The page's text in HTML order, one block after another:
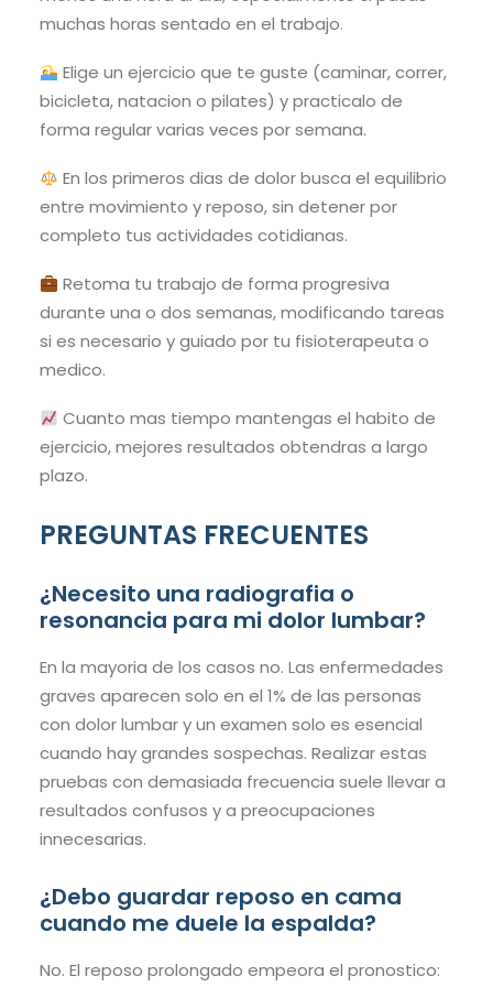
muchas horas sentado en el trabajo.
Elige un ejercicio que te guste (caminar, correr,
bicicleta, natacion o pilates) y practicalo de
forma regular varias veces por semana.
En los primeros dias de dolor busca el equilibrio
entre movimiento y reposo, sin detener por
completo tus actividades cotidianas.
Retoma tu trabajo de forma progresiva
durante una o dos semanas, modificando tareas
si es necesario y guiado por tu fisioterapeuta o
medico.
Cuanto mas tiempo mantengas el habito de
ejercicio, mejores resultados obtendras a largo
plazo.
PREGUNTAS FRECUENTES
¿Necesito una radiografia o
resonancia para mi dolor lumbar?
En la mayoria de los casos no. Las enfermedades
graves aparecen solo en el 1% de las personas
con dolor lumbar y un examen solo es esencial
cuando hay grandes sospechas. Realizar estas
pruebas con demasiada frecuencia suele llevar a
resultados confusos y a preocupaciones
innecesarias.
¿Debo guardar reposo en cama
cuando me duele la espalda?
No. El reposo prolongado empeora el pronostico: